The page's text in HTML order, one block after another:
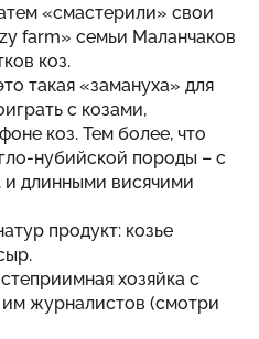
«смастерили» свои
farm» семьи Маланчаков
коз.
такая «замануха» для
с козами,
коз. Тем более, что
нубийской породы – с
и длинными висячими
продукт: козье
хозяйка с
журналистов (смотри